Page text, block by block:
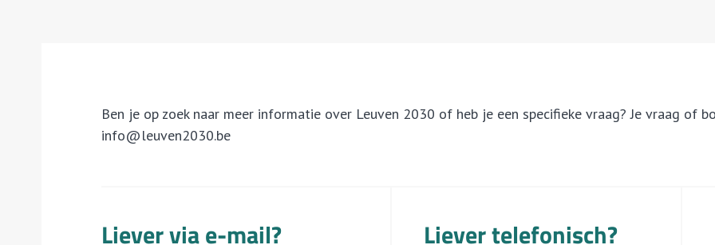
Ben je op zoek naar meer informatie over Leuven 2030 of heb je een specifieke vraag? Je vraag of
info@leuven2030.be
Liever via e-mail? Liever telefonisch?